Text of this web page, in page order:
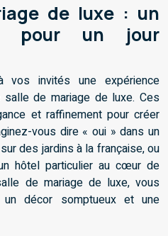
de luxe : un
pour un jour
invités une expérience
de mariage de luxe. Ces
et raffinement pour créer
vous dire « oui » dans un
des jardins à la française, ou
hôtel particulier au cœur de
de mariage de luxe, vous
décor somptueux et une